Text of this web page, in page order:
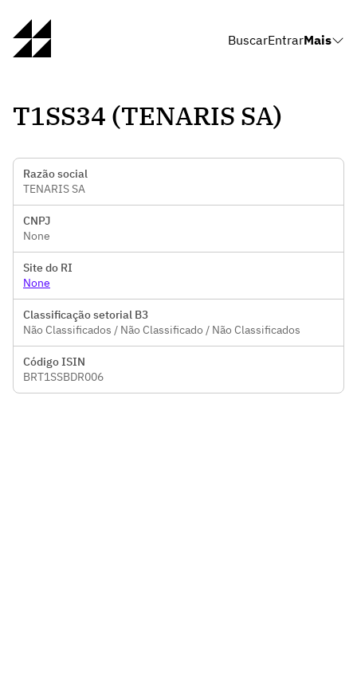
BuscarEntrarMais
T1SS34 (TENARIS SA)
Razão social
TENARIS SA
CNPJ
None
Site do RI
None
Classificação setorial B3
Não Classificados / Não Classificado / Não Classificados
Código ISIN
BRT1SSBDR006